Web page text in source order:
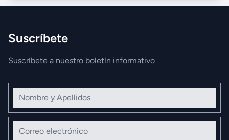
Suscríbete
Suscríbete a nuestro boletín informativo
Nombre y Apellidos
Correo electrónico